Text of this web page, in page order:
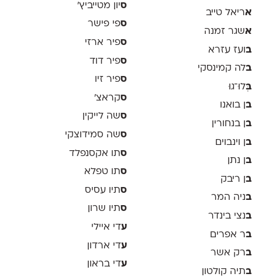
אריאל טייב
אשגר זמנה
בועז עזרא
בלה קמינסקי
בְּלוּ־גוּ
בן בואנו
בן בנחורין
בן וינבוים
בן נתן
בן ריבק
בניה המר
בנצי בינדר
בר אפרים
ברק אשר
בתיה קולטון
סיון מטייביץ׳
ספי פישר
ספיר ארזי
ספיר דוד
ספיר זיו
סקראצ׳
סשה לייקין
סשה סמידוצקי
סתו אקסנפלד
סתו טפלא
סתיו עסיס
סתיו שרון
עדי איילי
עדי ארדון
עדי בראון